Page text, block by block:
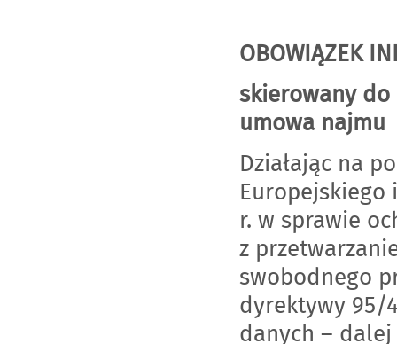
OBOWIĄZEK
skierowany
umowa najmu
Działając na
Europejskiego
r. w sprawie
z
swobodnego
dyrektywy 95/
danych – dalej